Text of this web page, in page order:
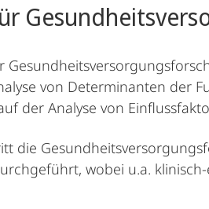
von Determinanten der
der Analyse von
die
wobei u.a.